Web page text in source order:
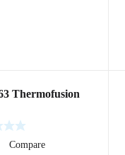
Thermofusion
Compare